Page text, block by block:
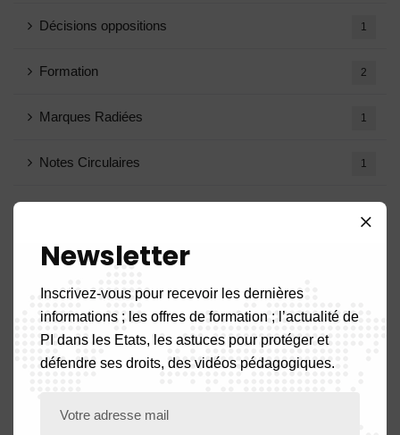
Décisions oppositions 1
Formation 2
Marques Radiées 1
Notes Circulaires 1
août 2026
juillet 2026
Newsletter
Inscrivez-vous pour recevoir les dernières
informations ; les offres de formation ; l’actualité de
PI dans les Etats, les astuces pour protéger et
défendre ses droits, des vidéos pédagogiques.